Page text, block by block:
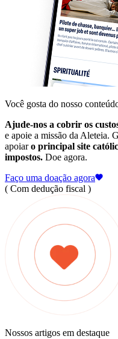
Você gosta do nosso
Ajude-nos a cobrir os
e apoie a missão da Aleteia.
apoiaro principal site
impostos. Doe agora.
Faço uma doação agora
( Com dedução fiscal )
Nossos artigos em destaque